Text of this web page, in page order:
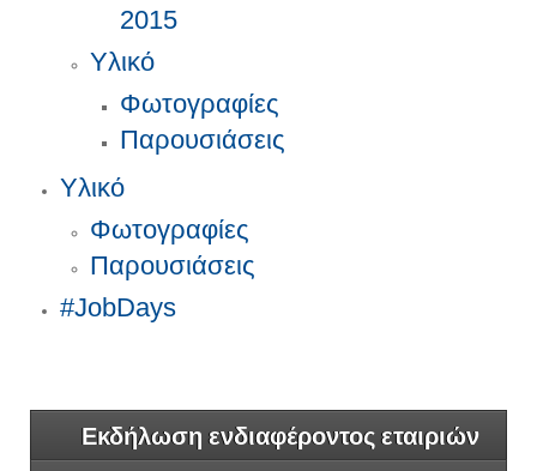
2015
Υλικό
Φωτογραφίες
Παρουσιάσεις
Υλικό
Φωτογραφίες
Παρουσιάσεις
#JobDays
Εκδήλωση ενδιαφέροντος εταιριών